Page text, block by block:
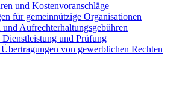
und Kostenvoranschläge
für gemeinnützige Organisationen
und Aufrechterhaltungsgebühren
Dienstleistung und Prüfung
von gewerblichen Rechten